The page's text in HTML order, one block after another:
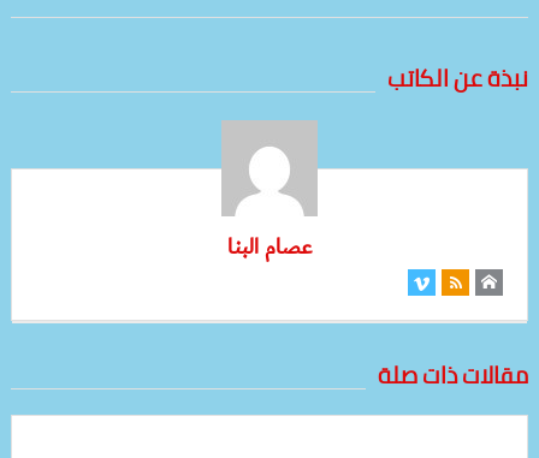
نبذة عن الكاتب
عصام البنا
مقالات ذات صلة